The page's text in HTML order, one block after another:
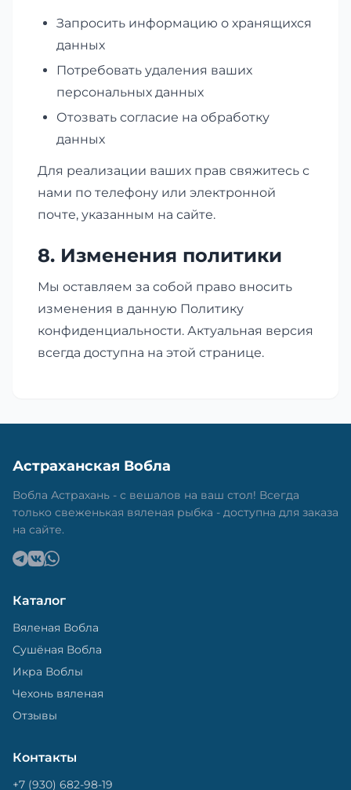
Запросить информацию о хранящихся
данных
Потребовать удаления ваших
персональных данных
Отозвать согласие на обработку
данных
Для реализации ваших прав свяжитесь с
нами по телефону или электронной
почте, указанным на сайте.
8. Изменения политики
Мы оставляем за собой право вносить
изменения в данную Политику
конфиденциальности. Актуальная версия
всегда доступна на этой странице.
Астраханская Вобла
Вобла Астрахань - с вешалов на ваш стол! Всегда
только свеженькая вяленая рыбка - доступна для заказа
на сайте.
Каталог
Вяленая Вобла
Сушёная Вобла
Икра Воблы
Чехонь вяленая
Отзывы
Контакты
+7 (930) 682-98-19